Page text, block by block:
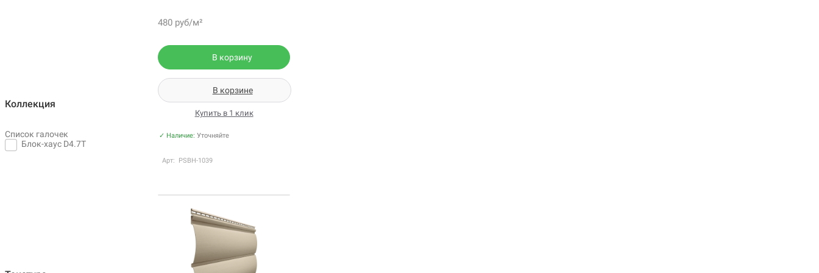
Коллекция
Список галочек
Блок-хаус D4.7T
480 руб/м²
В корзину
В корзине
Купить в 1 клик
✓ Наличие:Уточняйте
Арт: PSBH-1039